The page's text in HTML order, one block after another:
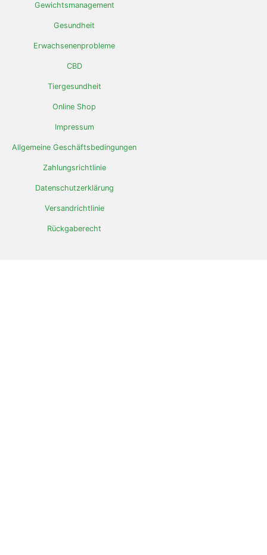
Gewichtsmanagement
Gesundheit
Erwachsenenprobleme
CBD
Tiergesundheit
Online Shop
Impressum
Allgemeine Geschäftsbedingungen
Zahlungsrichtlinie
Datenschutzerklärung
Versandrichtlinie
Rückgaberecht